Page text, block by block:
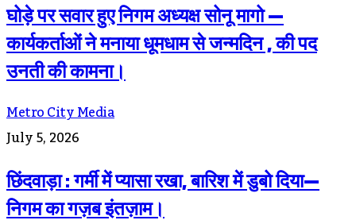
घोड़े पर सवार हुए निगम अध्यक्ष सोनू मागो —
कार्यकर्ताओं ने मनाया धूमधाम से जन्मदिन , की पद
उनती की कामना।
Metro City Media
July 5, 2026
छिंदवाड़ा : गर्मी में प्यासा रखा, बारिश में डुबो दिया—
निगम का गज़ब इंतज़ाम।